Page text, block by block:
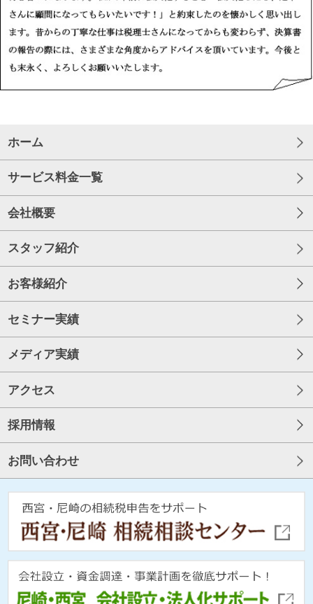
ホーム
サービス料金一覧
会社概要
スタッフ紹介
お客様紹介
セミナー実績
メディア実績
アクセス
採用情報
お問い合わせ